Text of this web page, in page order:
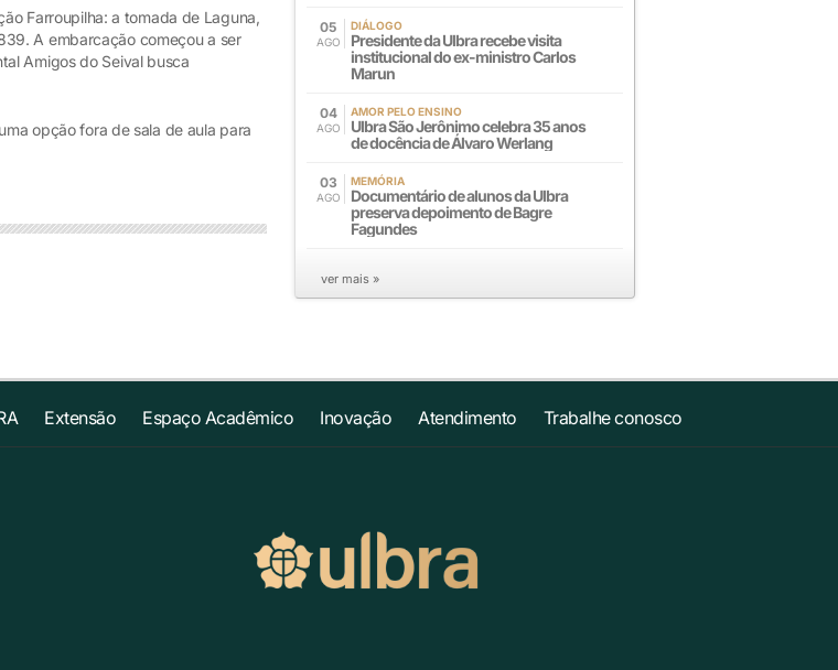
Farroupilha: a tomada de Laguna,
A embarcação começou a ser
Amigos do Seival busca
opção fora de sala de aula para
05
AGO
DIÁLOGO
Presidente da Ulbra recebe visita
institucional do ex-ministro Carlos
Marun
04
AGO
AMOR PELO ENSINO
Ulbra São Jerônimo celebra 35 anos
de docência de Álvaro Werlang
03
AGO
MEMÓRIA
Documentário de alunos da Ulbra
preserva depoimento de Bagre
Fagundes
ver mais »
Extensão Espaço Acadêmico Inovação Atendimento Trabalhe conosco